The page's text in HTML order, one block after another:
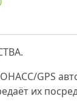
GPS
их